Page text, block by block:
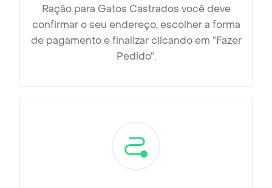
Ração para Gatos Castrados você deve
confirmar o seu endereço, escolher a forma
de pagamento e finalizar clicando em ”Fazer
Pedido”.